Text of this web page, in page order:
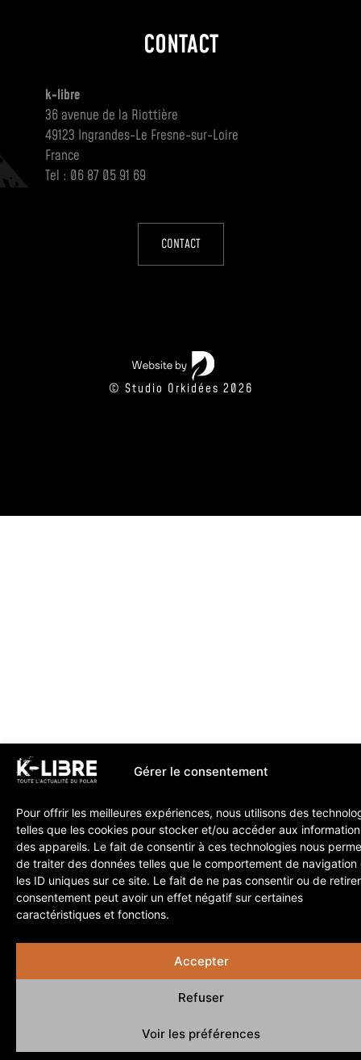
Gérer le consentement
Pour offrir les meilleures expériences, nous utilisons des
telles que les cookies pour stocker et/ou accéder aux
des appareils. Le fait de consentir à ces technologies nous
de traiter des données telles que le comportement de navigation
les ID uniques sur ce site. Le fait de ne pas consentir ou de
consentement peut avoir un effet négatif sur certaines
caractéristiques et fonctions.
Accepter
Refuser
Voir les préférences
CONTACT
k-libre
36 avenue de la Riottière
49123 Ingrandes-Le Fresne-sur-Loire
France
Tel : 06 87 05 91 69
CONTACT
© Studio Orkidées 2026